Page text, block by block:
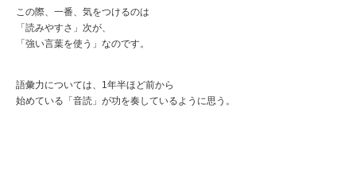
この際、一番、気をつけるのは
「読みやすさ」次が、
「強い言葉を使う」なのです。
語彙力については、1年半ほど前から
始めている「音読」が功を奏しているように思う。